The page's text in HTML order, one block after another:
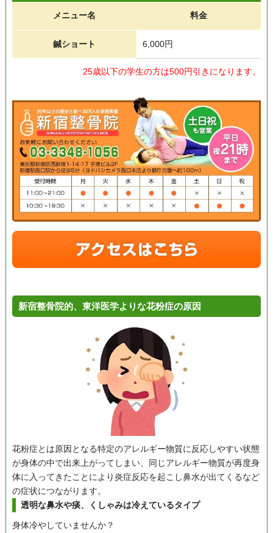
メニュー名 料金
鍼ショート 6,000円
25歳以下の学生の方は500円引きになります。
新宿整骨院的、東洋医学よりな花粉症の原因
花粉症とは原因となる特定のアレルギー物質に反応しやすい状態
が身体の中で出来上がってしまい、同じアレルギー物質が再度身
体に入ってきたことにより炎症反応を起こし鼻水が出てくるなど
の症状につながります。
透明な鼻水や痰、くしゃみは冷えているタイプ
身体冷やしていませんか？